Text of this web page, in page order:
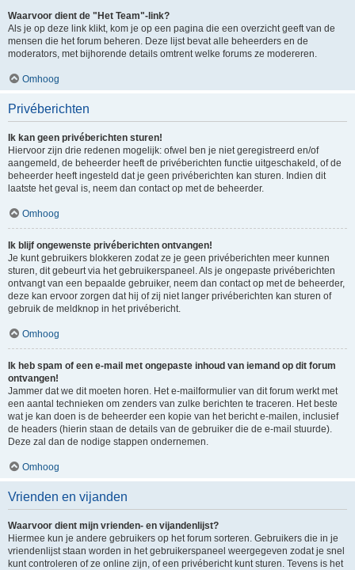
Waarvoor dient de "Het Team"-link?
Als je op deze link klikt, kom je op een pagina die een overzicht geeft van de
mensen die het forum beheren. Deze lijst bevat alle beheerders en de
moderators, met bijhorende details omtrent welke forums ze modereren.
Omhoog
Privéberichten
Ik kan geen privéberichten sturen!
Hiervoor zijn drie redenen mogelijk: ofwel ben je niet geregistreerd en/of
aangemeld, de beheerder heeft de privéberichten functie uitgeschakeld, of de
beheerder heeft ingesteld dat je geen privéberichten kan sturen. Indien dit
laatste het geval is, neem dan contact op met de beheerder.
Omhoog
Ik blijf ongewenste privéberichten ontvangen!
Je kunt gebruikers blokkeren zodat ze je geen privéberichten meer kunnen
sturen, dit gebeurt via het gebruikerspaneel. Als je ongepaste privéberichten
ontvangt van een bepaalde gebruiker, neem dan contact op met de beheerder,
deze kan ervoor zorgen dat hij of zij niet langer privéberichten kan sturen of
gebruik de meldknop in het privébericht.
Omhoog
Ik heb spam of een e-mail met ongepaste inhoud van iemand op dit forum
ontvangen!
Jammer dat we dit moeten horen. Het e-mailformulier van dit forum werkt met
een aantal technieken om zenders van zulke berichten te traceren. Het beste
wat je kan doen is de beheerder een kopie van het bericht e-mailen, inclusief
de headers (hierin staan de details van de gebruiker die de e-mail stuurde).
Deze zal dan de nodige stappen ondernemen.
Omhoog
Vrienden en vijanden
Waarvoor dient mijn vrienden- en vijandenlijst?
Hiermee kun je andere gebruikers op het forum sorteren. Gebruikers die in je
vriendenlijst staan worden in het gebruikerspaneel weergegeven zodat je snel
kunt controleren of ze online zijn, of een privébericht kunt sturen. Tevens is het